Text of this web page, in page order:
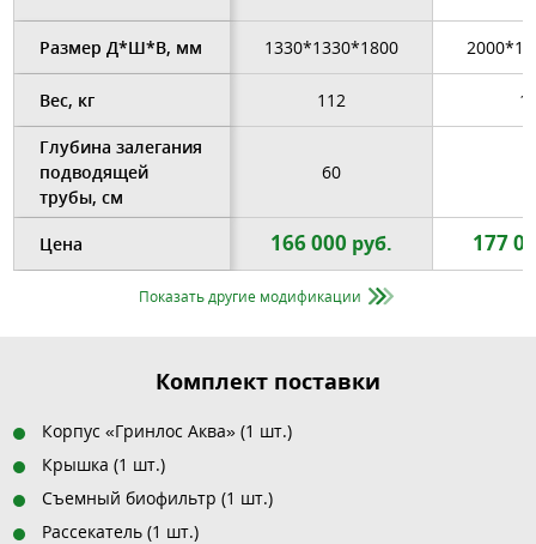
Размер Д*Ш*В, мм 1330*1330*1800
Вес, кг 112
Глубина залегания
подводящей
трубы, см
60
Цена 166 000 руб. 177
Показать другие модификации
Комплект поставки
Корпус «Гринлос Аква» (1 шт.)
Крышка (1 шт.)
Съемный биофильтр (1 шт.)
Рассекатель (1 шт.)